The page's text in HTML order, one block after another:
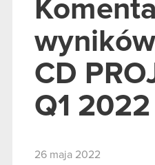
CD
Q1 2022
26 maja 2022